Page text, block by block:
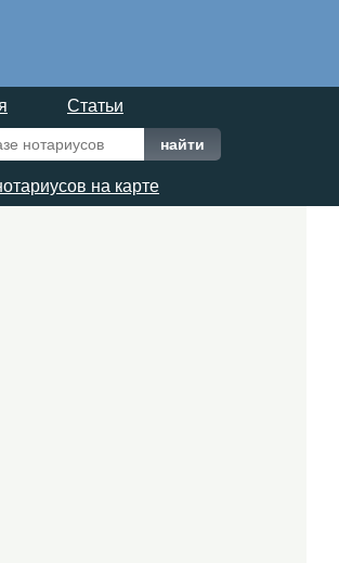
Статьи
на карте